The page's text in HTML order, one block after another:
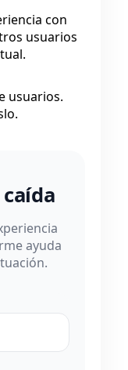
con
usuarios
usuarios.
ayuda